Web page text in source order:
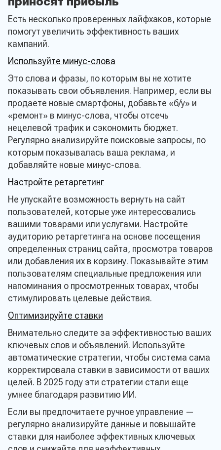
Есть несколько проверенных лайфхаков, которые
помогут увеличить эффективность ваших
кампаний.
Используйте минус-слова
Это слова и фразы, по которым вы не хотите
показывать свои объявления. Например, если вы
продаете новые смартфоны, добавьте «б/у» и
«ремонт» в минус-слова, чтобы отсечь
нецелевой трафик и сэкономить бюджет.
Регулярно анализируйте поисковые запросы, по
которым показывалась ваша реклама, и
добавляйте новые минус-слова.
Настройте ретаргетинг
Не упускайте возможность вернуть на сайт
пользователей, которые уже интересовались
вашими товарами или услугами. Настройте
аудиторию ретаргетинга на основе посещения
определенных страниц сайта, просмотра товаров
или добавления их в корзину. Показывайте этим
пользователям специальные предложения или
напоминания о просмотренных товарах, чтобы
стимулировать целевые действия.
Оптимизируйте ставки
Внимательно следите за эффективностью ваших
ключевых слов и объявлений. Используйте
автоматические стратегии, чтобы система сама
корректировала ставки в зависимости от ваших
целей. В 2025 году эти стратегии стали еще
умнее благодаря развитию ИИ.
Если вы предпочитаете ручное управление —
регулярно анализируйте данные и повышайте
ставки для наиболее эффективных ключевых